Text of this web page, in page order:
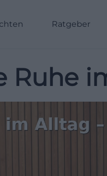
Ratgeber
Ruhe